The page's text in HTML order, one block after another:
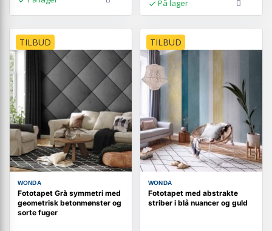
På lager
TILBUD
WONDA
Fototapet Grå symmetri med
geometrisk betonmønster og
sorte fuger
TILBUD
WONDA
Fototapet med abstrakte
striber i blå nuancer og guld